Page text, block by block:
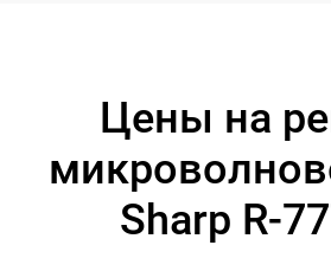
Цены на
Sharp R-